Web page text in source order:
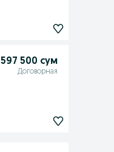
597 500 сум
Договорная